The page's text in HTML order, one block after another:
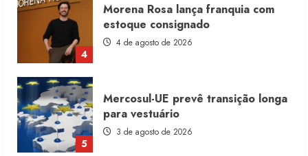
5
Mercosul-UE prevê transição longa
para vestuário
3 de agosto de 2026
1
Renata Caixeta assume Movimento
Sou de Algodão
5 de agosto de 2026